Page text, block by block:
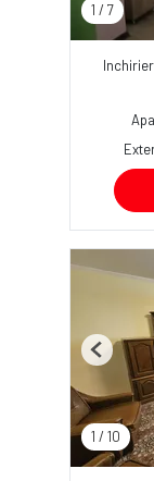
1 / 7
1 / 10
Previous